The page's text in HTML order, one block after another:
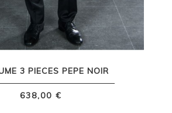
3 PIECES PEPE NOIR
638,00 €